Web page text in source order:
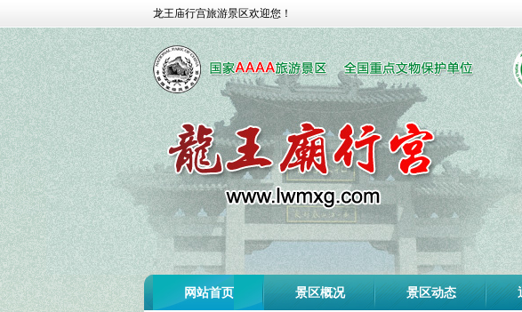
龙王庙行宫旅游景区欢迎您！
网站首页 景区概况 景区动态